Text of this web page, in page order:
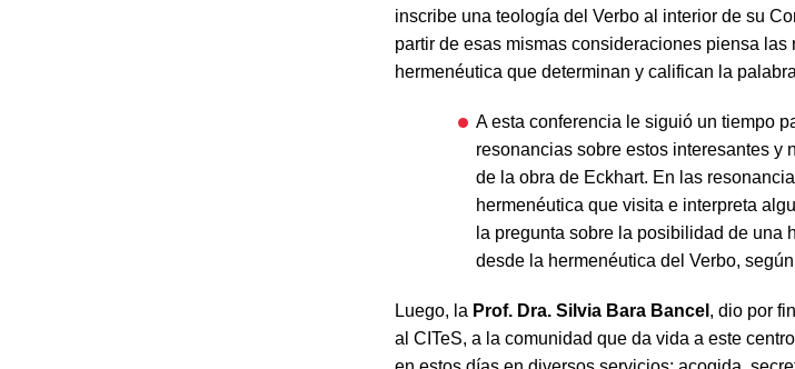
inscribe una teología del Verbo al interior de su
partir de esas mismas consideraciones piensa
hermenéutica que determinan y califican la
A esta conferencia le siguió un tiempo
resonancias sobre estos interesantes y
de la obra de Eckhart. En las
hermenéutica que visita e interpreta
la pregunta sobre la posibilidad de una
desde la hermenéutica del Verbo,
Luego, la Prof. Dra. Silvia Bara Bancel , dio por
al CITeS, a la comunidad que da vida a este